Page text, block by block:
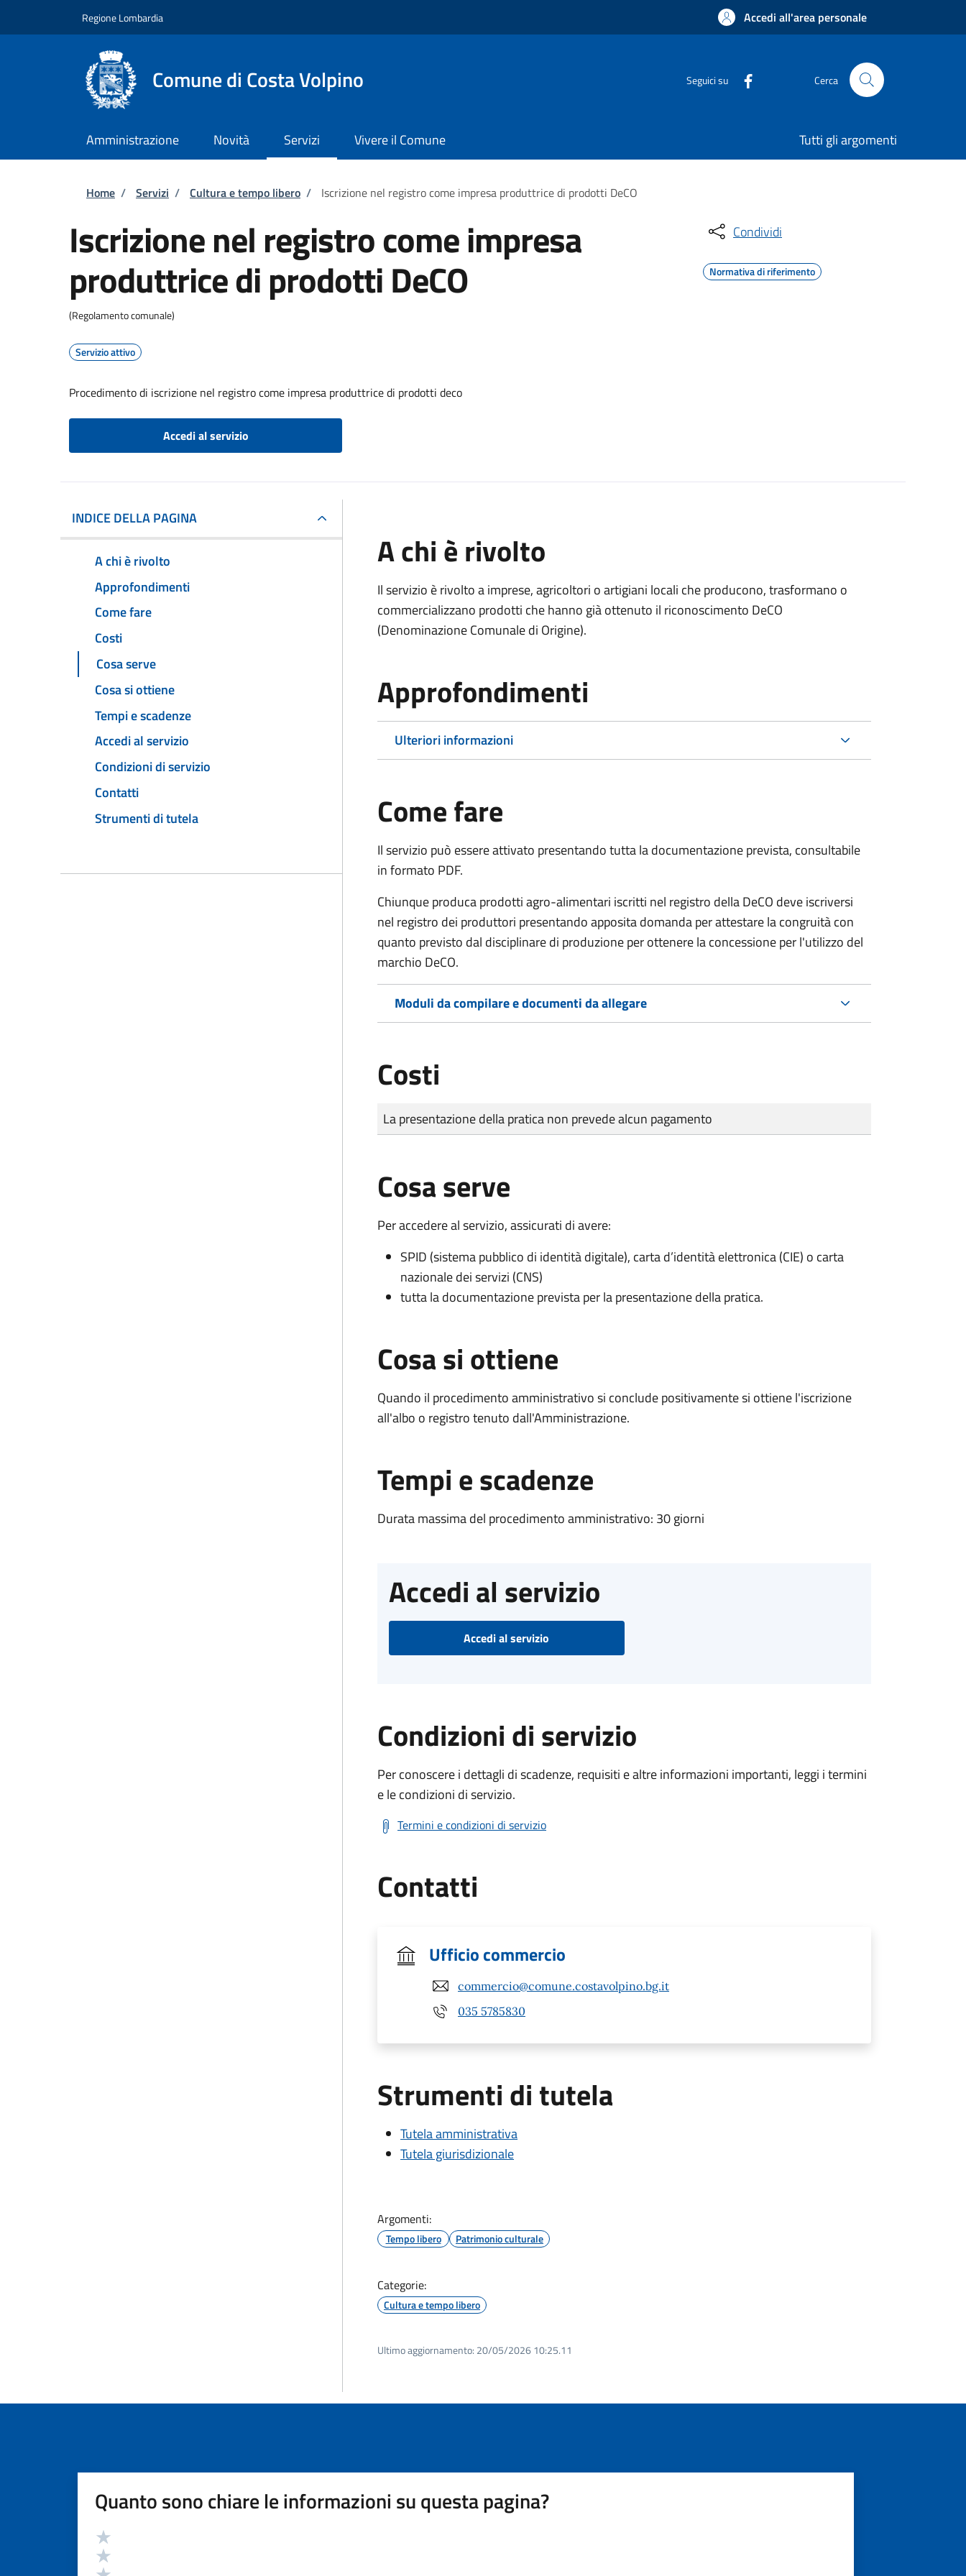
Regione Lombardia Accedi all'area personale
Comune di Costa Volpino Seguici su Cerca
Amministrazione Novità Servizi Vivere il Comune Tutti gli argomenti
Briciole di pane
Home / Servizi / Cultura e tempo libero / Iscrizione nel registro come impresa produttrice di prodotti DeCO
Iscrizione nel registro come impresa
produttrice di prodotti DeCO
(Regolamento comunale)
Servizio attivo
Procedimento di iscrizione nel registro come impresa produttrice di prodotti deco
Accedi al servizio
Condividi
Normativa di riferimento
INDICE DELLA PAGINA
A chi è rivolto
Approfondimenti
Come fare
Costi
Cosa serve
Cosa si ottiene
Tempi e scadenze
Accedi al servizio
Condizioni di servizio
Contatti
Strumenti di tutela
A chi è rivolto
Il servizio è rivolto a imprese, agricoltori o artigiani locali che producono, trasformano o
commercializzano prodotti che hanno già ottenuto il riconoscimento DeCO
(Denominazione Comunale di Origine).
Approfondimenti
Ulteriori informazioni
Come fare
Il servizio può essere attivato presentando tutta la documentazione prevista, consultabile
in formato PDF.
Chiunque produca prodotti agro-alimentari iscritti nel registro della DeCO deve iscriversi
nel registro dei produttori presentando apposita domanda per attestare la congruità con
quanto previsto dal disciplinare di produzione per ottenere la concessione per l'utilizzo del
marchio DeCO.
Moduli da compilare e documenti da allegare
Costi
Tipo di pagamento
Importo
La presentazione della pratica non prevede alcun pagamento
Cosa serve
Per accedere al servizio, assicurati di avere:
SPID (sistema pubblico di identità digitale), carta d’identità elettronica (CIE) o carta
nazionale dei servizi (CNS)
tutta la documentazione prevista per la presentazione della pratica.
Cosa si ottiene
Quando il procedimento amministrativo si conclude positivamente si ottiene l'iscrizione
all'albo o registro tenuto dall'Amministrazione.
Tempi e scadenze
Durata massima del procedimento amministrativo: 30 giorni
Accedi al servizio
Accedi al servizio
Condizioni di servizio
Per conoscere i dettagli di scadenze, requisiti e altre informazioni importanti, leggi i termini
e le condizioni di servizio.
Termini e condizioni di servizio
Contatti
Ufficio commercio
commercio@comune.costavolpino.bg.it
035 5785830
Strumenti di tutela
Tutela amministrativa
Tutela giurisdizionale
Argomenti:
Tempo libero Patrimonio culturale
Categorie:
Cultura e tempo libero
Ultimo aggiornamento: 20/05/2026 10:25.11
Quanto sono chiare le informazioni su questa pagina?
Valutazione